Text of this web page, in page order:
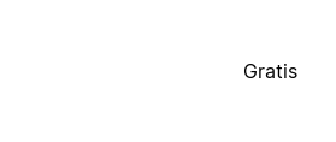
Gratis